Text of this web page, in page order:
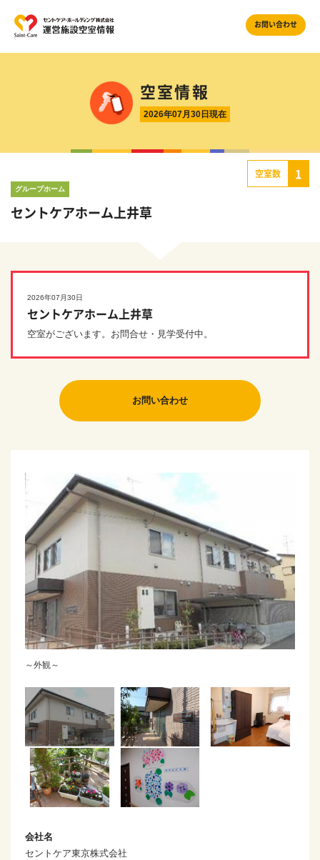
お問い合わせ
空室情報
2026年07月30日現在
グループホーム
セントケアホーム上井草
空室数 1
2026年07月30日
セントケアホーム上井草
空室がございます。お問合せ・見学受付中。
お問い合わせ
～外観～
会社名
セントケア東京株式会社